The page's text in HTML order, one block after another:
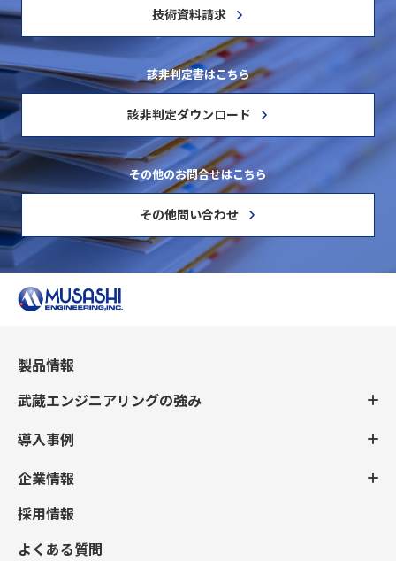
技術資料請求
該非判定書はこちら
該非判定ダウンロード
その他のお問合せはこちら
その他問い合わせ
製品情報
武蔵エンジニアリングの強み
導入事例
企業情報
採用情報
よくある質問